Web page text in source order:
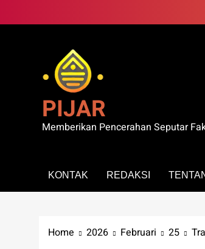
to
PIJAR
Memberikan Pencerahan Seputar
KONTAK REDAKSI
Home 2026 Februari 25